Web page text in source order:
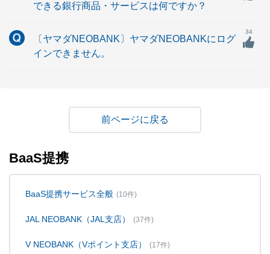
できる銀行商品・サービスは何ですか？
〔ヤマダNEOBANK〕ヤマダNEOBANKにログ
インできません。
34
戻る
BaaS提携
BaaS提携サービス全般 (10件)
JAL NEOBANK（JAL支店） (37件)
V NEOBANK（Vポイント支店） (17件)